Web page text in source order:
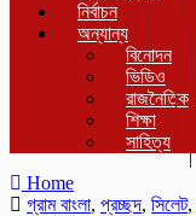
নির্বাচন
অন্যান্য
বিনোদন
ভিডিও
রাজনৈতিক
শিক্ষা
সাহিত্য
Home
গ্রাম বাংলা, প্রচ্ছদ, সিলেট,